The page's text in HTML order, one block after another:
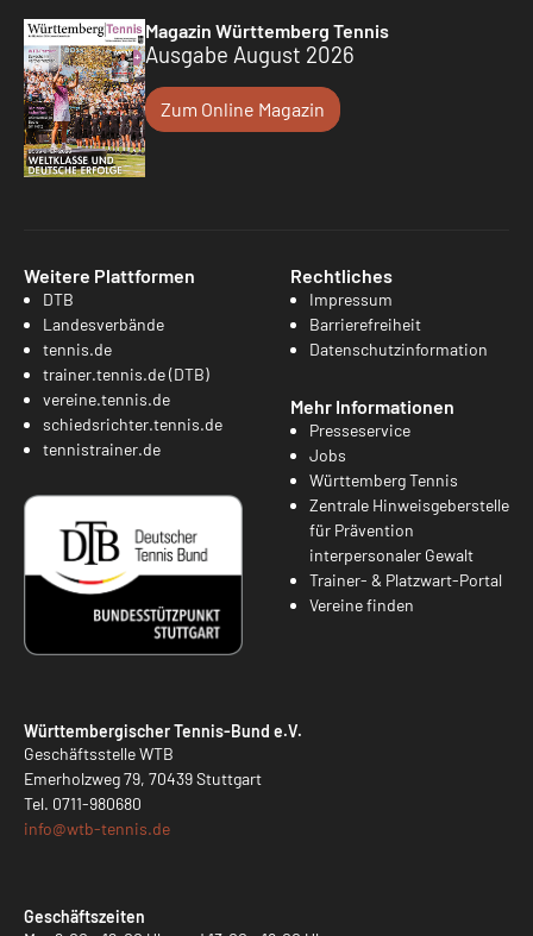
Magazin Württemberg Tennis
Ausgabe August 2026
Zum Online Magazin
Weitere Plattformen
DTB
Landesverbände
tennis.de
trainer.tennis.de (DTB)
vereine.tennis.de
schiedsrichter.tennis.de
tennistrainer.de
Rechtliches
Impressum
Barrierefreiheit
Datenschutzinformation
Mehr Informationen
Presseservice
Jobs
Württemberg Tennis
Zentrale Hinweisgeberstelle
für Prävention
interpersonaler Gewalt
Trainer- & Platzwart-Portal
Vereine finden
Württembergischer Tennis-Bund e.V.
Geschäftsstelle WTB
Emerholzweg 79, 70439 Stuttgart
Tel. 0711-980680
info@wtb-tennis.de
Geschäftszeiten